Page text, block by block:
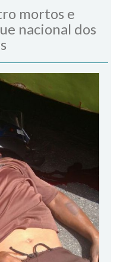
mortos e
nacional dos